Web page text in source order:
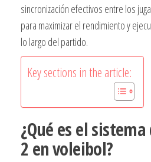
sincronización efectivos entre los
para maximizar el rendimiento y
lo largo del partido.
Key sections in the article:
¿Qué es el
2 en voleibol?